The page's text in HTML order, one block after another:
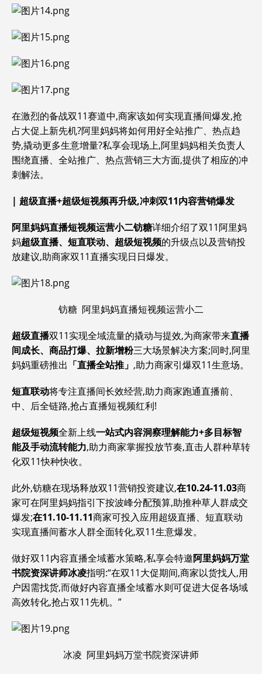
在激烈的备战双11赛道中,商家该如何实现直播间爆发,抢
占大促上新先机?阿里妈妈将如何用好全站推广、热点趋
势,撬动更多生意增量?私享会现场上,阿里妈妈相关负责人
围绕直播、全站推广、热点营销三大方面,提供了相应的冲
刺解法。
| 超级直播+超级短视频再升级,冲刺双11内容营销爆发
阿里妈妈直播短视频运营小二钫糖详细介绍了双11阿里妈
妈超级直播、短直联动、超级短视频的升级点以及营销投
放建议,助商家双11直播实现日日爆发。
钫糖 阿里妈妈直播短视频运营小二
超级直播双11实现全域流量的撬动与提效,为商家带来直播
间成长、商品打爆、拉新增粉三大场景解决方案;同时,阿里
妈妈重磅推出 「直播全站推」 ,助力商家引爆双11生意场。
短直联动将专注直播间长效经营,助力商家跑通直播前、
中、后全链路,抢占直播短视频红利!
超级短视频全新上线一站式内容洞察理解能力+多目标智
能及手动流转能力,助力商家掌握投放节奏,直击人群种草转
化双11快种快收。
此外,钫糖在现场释放双11营销投资建议,在10.24-11.03商
家可在阿里妈妈指引下按波峰分配预算,助推种草人群成交
爆发;在11.10-11.11商家可投入应用超级直播、短直联动
实现直播间蓄水人群全面转化,双11生意爆发。
做好双11内容直播全域蓄水策略,私享会特邀阿里妈妈万堂
书院资深讲师冰凌指明:“在双11大促期间,商家以货找人,用
户因需找货,而做好内容直播全域蓄水则可促进大促各场域
高效转化,抢占双11先机。”
冰凌 阿里妈妈万堂书院资深讲师